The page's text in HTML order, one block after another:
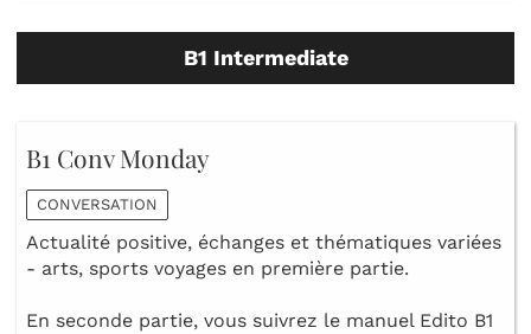
B1 Intermediate
B1 Conv Monday
CONVERSATION
Actualité positive, échanges et thématiques variées
- arts, sports voyages en première partie.
En seconde partie, vous suivrez le manuel Edito B1